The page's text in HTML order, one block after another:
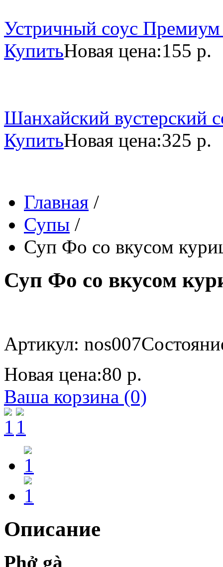
Устричный соус
КупитьНовая цена:155 р.
Шанхайский вустерский
КупитьНовая цена:325 р.
Главная /
Супы /
Суп Фо со вкусом
Суп Фо со вкусом
Артикул: nos007
Новая цена:80 р.
Ваша корзина (0)
Описание
Phở gà